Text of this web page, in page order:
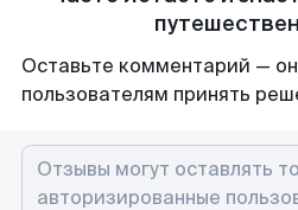
Оставьте комментарий —
пользователям принять